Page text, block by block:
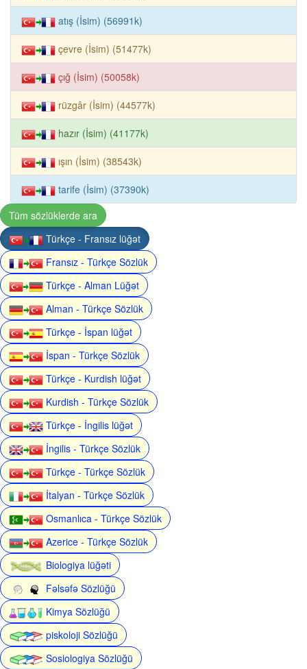
atış (İsim) (56991k)
çevre (İsim) (51477k)
çığ (İsim) (50058k)
rüzgâr (İsim) (44577k)
hazır (İsim) (41177k)
ışın (İsim) (38543k)
tarife (İsim) (37390k)
Tüm sözlüklerde ara
Türkçe - Fransız lüğət
Fransız - Türkçe Sözlük
Türkçe - Alman Lüğət
Alman - Türkçe Sözlük
Türkçe - İspan lüğət
İspan - Türkçe Sözlük
Türkçe - Kurdish lüğət
Kurdish - Türkçe Sözlük
Türkçe - İngilis lüğət
İngilis - Türkçe Sözlük
Türkçe - Türkçe Sözlük
İtalyan - Türkçe Sözlük
Osmanlıca - Türkçe Sözlük
Azerice - Türkçe Sözlük
Biologiya lüğəti
Fəlsəfə Sözlüğü
Kimya Sözlüğü
piskoloji Sözlüğü
Sosiologiya Sözlüğü